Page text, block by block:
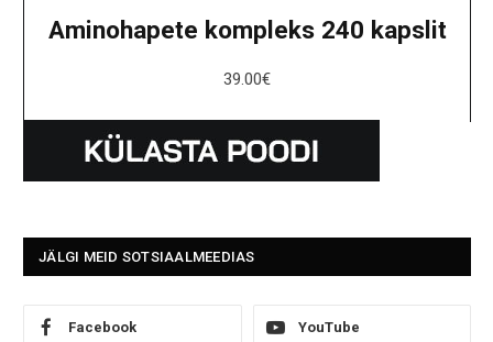
Aminohapete kompleks 240 kapslit
39.00€
JÄLGI MEID SOTSIAALMEEDIAS
Facebook YouTube